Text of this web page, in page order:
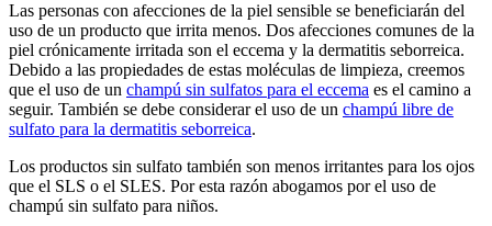
Las personas con afecciones de la piel sensible se beneficiarán del
uso de un producto que irrita menos. Dos afecciones comunes de la
piel crónicamente irritada son el eccema y la dermatitis seborreica.
Debido a las propiedades de estas moléculas de limpieza, creemos
que el uso de un champú sin sulfatos para el eccema es el camino a
seguir. También se debe considerar el uso de un champú libre de
sulfato para la dermatitis seborreica.
Los productos sin sulfato también son menos irritantes para los ojos
que el SLS o el SLES. Por esta razón abogamos por el uso de
champú sin sulfato para niños.